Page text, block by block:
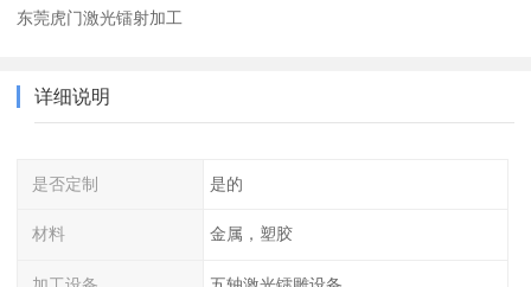
东莞虎门激光镭射加工
详细说明
是否定制 是的
材料 金属，塑胶